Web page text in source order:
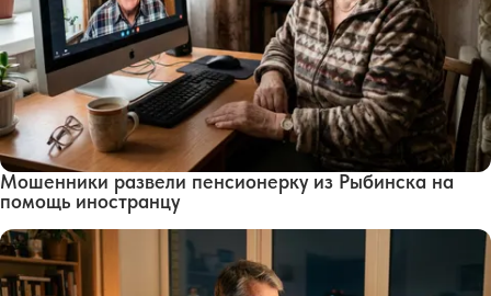
Мошенники развели пенсионерку из Рыбинска на
помощь иностранцу